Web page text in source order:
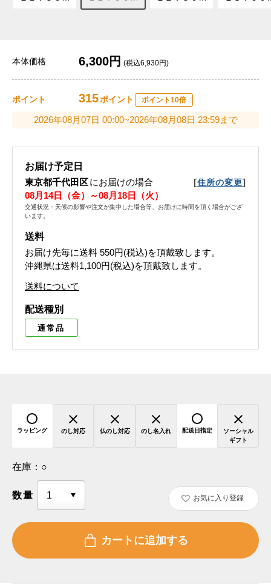
本体価格 6,300円 (税込6,930円)
ポイント 315ポイント ポイント10倍
2026年08月07日 00:00~2026年08月08日 23:59まで
お届け予定日
東京都千代田区にお届けの場合 [住所の変更]
08月14日（金）～08月18日（火）
交通状況・天候の影響や注文が集中した場合等、お届けに時間を頂く場合がござ
います。
送料
お届け先毎に送料 550円(税込)を頂戴致します。
沖縄県は送料1,100円(税込)を頂戴致します。
送料について
配送種別
通常品
ラッピング のし対応 仏のし対応 のし名入れ 配送日指定
ソーシャル
ギフト
在庫： ○
数量 お気に入り登録